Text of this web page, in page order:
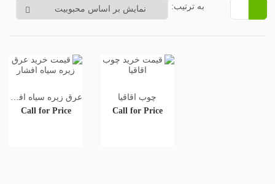
به ترتیب:
عرق زیره سیاه افشار
Call for Price
چوب اقاقیا
Call for Price